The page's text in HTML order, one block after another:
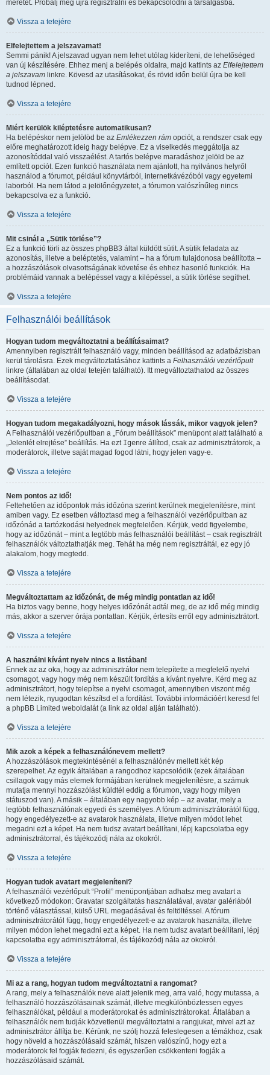
méretét. Próbálj meg újra regisztrálni és bekapcsolódni a társalgásba.
Vissza a tetejére
Elfelejtettem a jelszavamat!
Semmi pánik! A jelszavad ugyan nem lehet utólag kideríteni, de lehetőséged
van új készítésére. Ehhez menj a belépés oldalra, majd kattints az Elfelejtettem
a jelszavam linkre. Kövesd az utasításokat, és rövid időn belül újra be kell
tudnod lépned.
Vissza a tetejére
Miért kerülök kiléptetésre automatikusan?
Ha belépéskor nem jelölöd be az Emlékezzen rám opciót, a rendszer csak egy
előre meghatározott ideig hagy belépve. Ez a viselkedés meggátolja az
azonosítóddal való visszaélést. A tartós belépve maradáshoz jelöld be az
említett opciót. Ezen funkció használata nem ajánlott, ha nyilvános helyről
használod a fórumot, például könyvtárból, internetkávézóból vagy egyetemi
laborból. Ha nem látod a jelölőnégyzetet, a fórumon valószínűleg nincs
bekapcsolva ez a funkció.
Vissza a tetejére
Mit csinál a „Sütik törlése”?
Ez a funkció törli az összes phpBB3 által küldött sütit. A sütik feladata az
azonosítás, illetve a beléptetés, valamint – ha a fórum tulajdonosa beállította –
a hozzászólások olvasottságának követése és ehhez hasonló funkciók. Ha
problémáid vannak a belépéssel vagy a kilépéssel, a sütik törlése segíthet.
Vissza a tetejére
Felhasználói beállítások
Hogyan tudom megváltoztatni a beállításaimat?
Amennyiben regisztrált felhasználó vagy, minden beállításod az adatbázisban
kerül tárolásra. Ezek megváltoztatásához kattints a Felhasználói vezérlőpult
linkre (általában az oldal tetején található). Itt megváltoztathatod az összes
beállításodat.
Vissza a tetejére
Hogyan tudom megakadályozni, hogy mások lássák, mikor vagyok jelen?
A Felhasználói vezérlőpultban a „Fórum beállítások” menüpont alatt található a
„Jelenlét elrejtése” beállítás. Ha ezt Igenre állítod, csak az adminisztrátorok, a
moderátorok, illetve saját magad fogod látni, hogy jelen vagy-e.
Vissza a tetejére
Nem pontos az idő!
Feltehetően az időpontok más időzóna szerint kerülnek megjelenítésre, mint
amiben vagy. Ez esetben változtasd meg a felhasználói vezérlőpultban az
időzónád a tartózkodási helyednek megfelelően. Kérjük, vedd figyelembe,
hogy az időzónát – mint a legtöbb más felhasználói beállítást – csak regisztrált
felhasználók változtathatják meg. Tehát ha még nem regisztráltál, ez egy jó
alakalom, hogy megtedd.
Vissza a tetejére
Megváltoztattam az időzónát, de még mindig pontatlan az idő!
Ha biztos vagy benne, hogy helyes időzónát adtál meg, de az idő még mindig
más, akkor a szerver órája pontatlan. Kérjük, értesíts erről egy adminisztrátort.
Vissza a tetejére
A használni kívánt nyelv nincs a listában!
Ennek az az oka, hogy az adminisztrátor nem telepítette a megfelelő nyelvi
csomagot, vagy hogy még nem készült fordítás a kívánt nyelvre. Kérd meg az
adminisztrátort, hogy telepítse a nyelvi csomagot, amennyiben viszont még
nem létezik, nyugodtan készítsd el a fordítást. További információért keresd fel
a phpBB Limited weboldalát (a link az oldal alján található).
Vissza a tetejére
Mik azok a képek a felhasználónevem mellett?
A hozzászólások megtekintésénél a felhasználónév mellett két kép
szerepelhet. Az egyik általában a rangodhoz kapcsolódik (ezek általában
csillagok vagy más elemek formájában kerülnek megjelenítésre, a számuk
mutatja mennyi hozzászólást küldtél eddig a fórumon, vagy hogy milyen
státuszod van). A másik – általában egy nagyobb kép – az avatar, mely a
legtöbb felhasználónak egyedi és személyes. A fórum adminisztrátorától függ,
hogy engedélyezett-e az avatarok használata, illetve milyen módot lehet
megadni ezt a képet. Ha nem tudsz avatart beállítani, lépj kapcsolatba egy
adminisztrátorral, és tájékozódj nála az okokról.
Vissza a tetejére
Hogyan tudok avatart megjeleníteni?
A felhasználói vezérlőpult “Profil” menüpontjában adhatsz meg avatart a
következő módokon: Gravatar szolgáltatás használatával, avatar galériából
történő választással, külső URL megadásával és feltöltéssel. A fórum
adminisztrátorától függ, hogy engedélyezett-e az avatarok használta, illetve
milyen módon lehet megadni ezt a képet. Ha nem tudsz avatart beállítani, lépj
kapcsolatba egy adminisztrátorral, és tájékozódj nála az okokról.
Vissza a tetejére
Mi az a rang, hogyan tudom megváltoztatni a rangomat?
A rang, mely a felhasználók neve alatt jelenik meg, arra való, hogy mutassa, a
felhasználó hozzászólásainak számát, illetve megkülönböztessen egyes
felhasználókat, például a moderátorokat és adminisztrátorokat. Általában a
felhasználók nem tudják közvetlenül megváltoztatni a rangjukat, mivel azt az
adminisztrátor állítja be. Kérünk, ne szólj hozzá feleslegesen a témákhoz, csak
hogy növeld a hozzászólásaid számát, hiszen valószínű, hogy ezt a
moderátorok fel fogják fedezni, és egyszerűen csökkenteni fogják a
hozzászólásaid számát.